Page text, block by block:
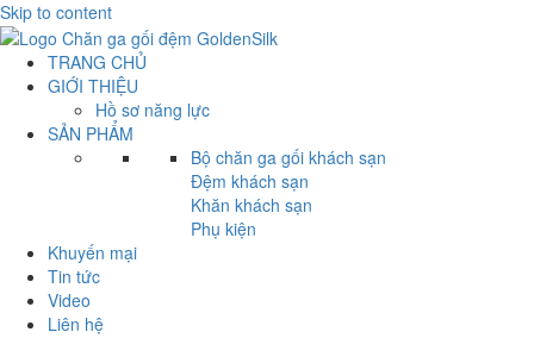
Skip to content
TRANG CHỦ
GIỚI THIỆU
Hồ sơ năng lực
SẢN PHẨM
Bộ chăn ga gối khách sạn
Đệm khách sạn
Khăn khách sạn
Phụ kiện
Khuyến mại
Tin tức
Video
Liên hệ